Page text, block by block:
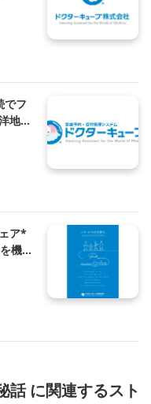
でフ
地域
ア*
機に
話 に関連するスト